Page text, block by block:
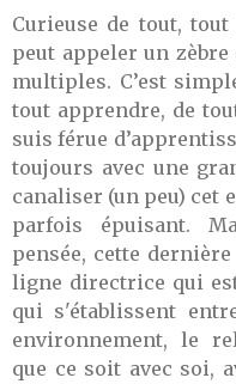
Curieuse de tout,
peut appeler un
multiples. C’est
tout apprendre, de
suis férue
toujours avec une
canaliser (un peu) cet
parfois épuisant.
pensée, cette
ligne directrice qui
qui s'établissent
environnement, le
que ce soit avec soi,